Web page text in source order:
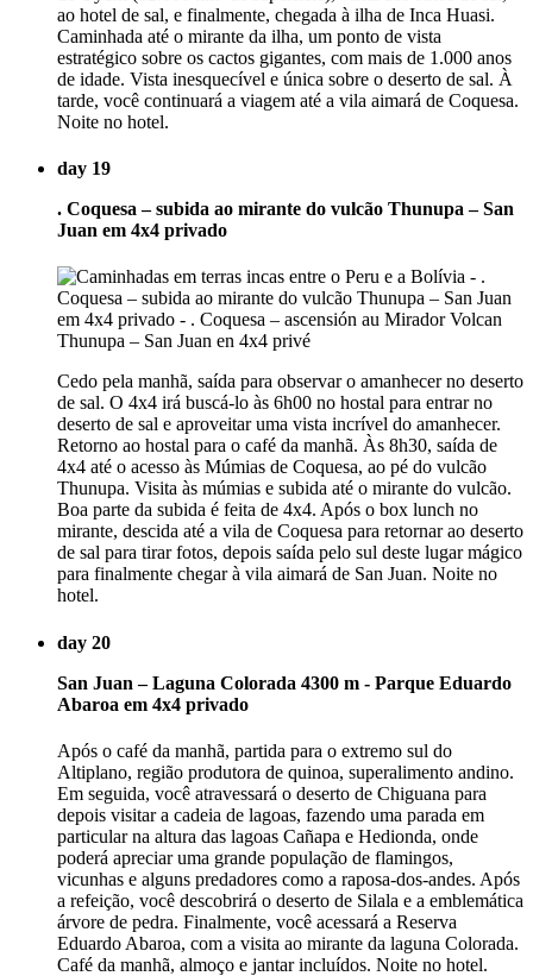
ao hotel de sal, e finalmente, chegada à ilha de Inca Huasi.
Caminhada até o mirante da ilha, um ponto de vista
estratégico sobre os cactos gigantes, com mais de 1.000 anos
de idade. Vista inesquecível e única sobre o deserto de sal. À
tarde, você continuará a viagem até a vila aimará de Coquesa.
Noite no hotel.
day 19
. Coquesa – subida ao mirante do vulcão Thunupa – San
Juan em 4x4 privado
Cedo pela manhã, saída para observar o amanhecer no deserto
de sal. O 4x4 irá buscá-lo às 6h00 no hostal para entrar no
deserto de sal e aproveitar uma vista incrível do amanhecer.
Retorno ao hostal para o café da manhã. Às 8h30, saída de
4x4 até o acesso às Múmias de Coquesa, ao pé do vulcão
Thunupa. Visita às múmias e subida até o mirante do vulcão.
Boa parte da subida é feita de 4x4. Após o box lunch no
mirante, descida até a vila de Coquesa para retornar ao deserto
de sal para tirar fotos, depois saída pelo sul deste lugar mágico
para finalmente chegar à vila aimará de San Juan. Noite no
hotel.
day 20
San Juan – Laguna Colorada 4300 m - Parque Eduardo
Abaroa em 4x4 privado
Após o café da manhã, partida para o extremo sul do
Altiplano, região produtora de quinoa, superalimento andino.
Em seguida, você atravessará o deserto de Chiguana para
depois visitar a cadeia de lagoas, fazendo uma parada em
particular na altura das lagoas Cañapa e Hedionda, onde
poderá apreciar uma grande população de flamingos,
vicunhas e alguns predadores como a raposa-dos-andes. Após
a refeição, você descobrirá o deserto de Silala e a emblemática
árvore de pedra. Finalmente, você acessará a Reserva
Eduardo Abaroa, com a visita ao mirante da laguna Colorada.
Café da manhã, almoço e jantar incluídos. Noite no hotel.